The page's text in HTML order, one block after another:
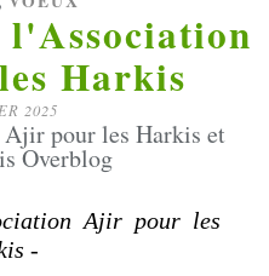
l'Association
Harkis
2025
pour les Harkis et
Overblog
Ajir pour les
-